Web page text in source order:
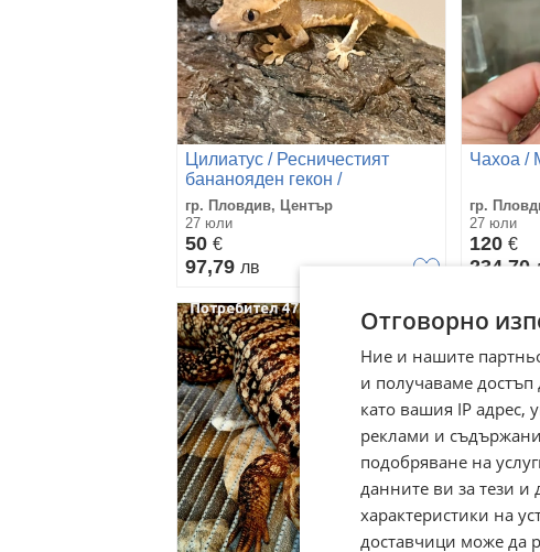
Цилиатус / Ресничестият
бананояден гекон /
Correlophus ciliatus
гр. Пловдив, Център
27 юли
50 €
97,79 лв
Чахоа /
гр.
27 юли
120 €
234,70
Отговорно
Ние и нашите
и получаваме
като вашия IP адрес,
реклами и
подобряване на
данните ви за тези
характеристики на
доставчици може да